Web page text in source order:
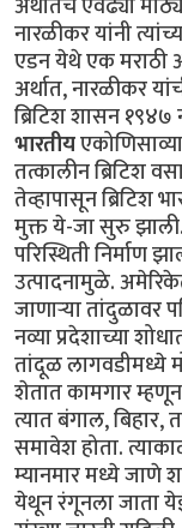
नारळीकर यांनी
एडन येथे एक मराठी
अर्थात, नारळीकर
ब्रिटिश शासन १९४७
भारतीय
तत्कालीन ब्रिटिश
तेव्हापासून ब्रिटिश
मुक्त ये-जा सुरु झाली.
परिस्थिती निर्माण
उत्पादनामुळे.
जाणाऱ्या तांदुळावर
नव्या प्रदेशाच्या
तांदूळ लागवडीमध्ये
शेतात कामगार
त्यात बंगाल,
समावेश होता.
म्यानमार मध्ये जाणे
येथून रंगूनला जाता